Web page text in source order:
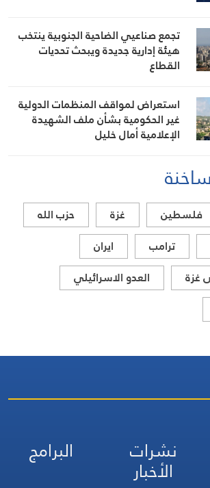
تجمع صناعيي الضاحية الجنوبية ينتخب
هيئة إدارية جديدة ويبحث تحديات
القطاع
استعراض لمواقف المنظمات الدولية
غير الحكومية بشأن ملف الشهيدة
الإعلامية أمال خليل
فلسطين غزة
حزب الله
ترامب
ايران
غزة
العدو الاسرائيلي
نشرات
الأخبار
البرامج